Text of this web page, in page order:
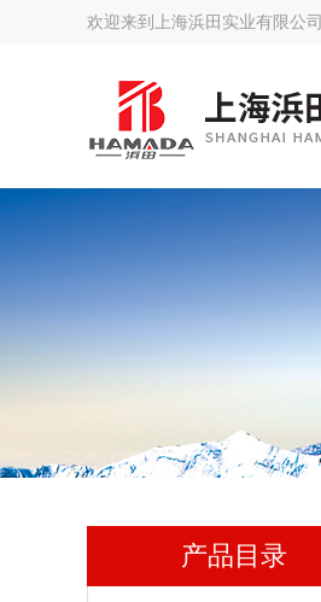
欢迎来到 上海浜田实业有限公司
产品目录